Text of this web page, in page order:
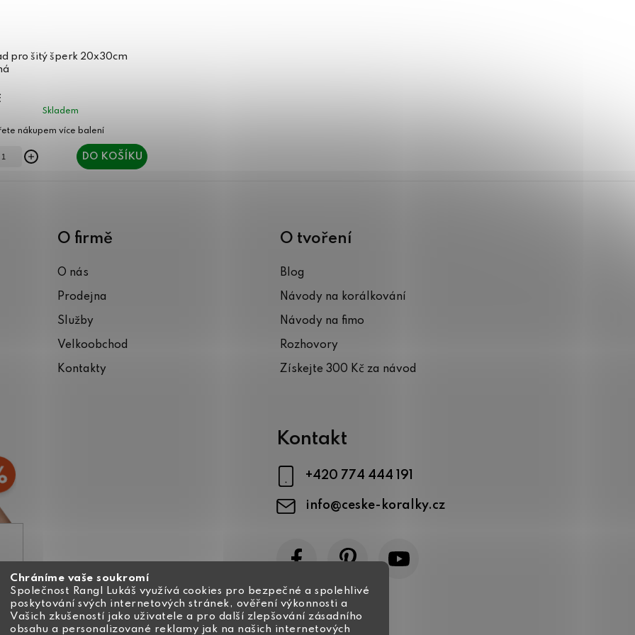
Chráníme vaše soukromí
Společnost Rangl Lukáš využívá cookies pro bezpečné a spolehlivé
poskytování svých internetových stránek, ověření výkonnosti a
Vašich zkušeností jako uživatele a pro další zlepšování zásadního
obsahu a personalizované reklamy jak na našich internetových
pro šitý šperk 20x30cm
Skladem
DO KOŠÍKU
O firmě
O nás
Prodejna
Služby
Velkoobchod
Kontakty
O tvoření
Blog
Návody na korálkování
Návody na fimo
Rozhovory
Získejte 300 Kč za návod
Kontakt
info@ceske-koralky.cz
+420 774 444 191